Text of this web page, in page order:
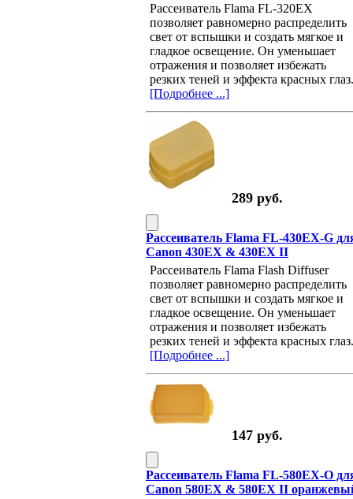
Рассеиватель Flama FL-320EX
позволяет равномерно распределить
свет от вспышки и создать мягкое и
гладкое освещение. Он уменьшает
отражения и позволяет избежать
резких теней и эффекта красных глаз.
[Подробнее ...]
289 руб.
Рассеиватель Flama FL-430EX-G
Canon 430EX & 430EX II
Рассеиватель Flama Flash Diffuser
позволяет равномерно распределить
свет от вспышки и создать мягкое и
гладкое освещение. Он уменьшает
отражения и позволяет избежать
резких теней и эффекта красных глаз.
[Подробнее ...]
147 руб.
Рассеиватель Flama FL-580EX-O
Canon 580EX & 580EX II